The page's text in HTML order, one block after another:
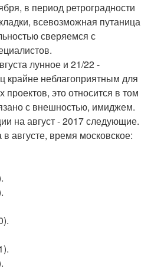
в период ретроградности
всевозможная путаница
сверяемся с
лунное и 21/22 -
крайне неблагоприятным для
это относится в том
с внешностью, имиджем.
на август - 2017 следующие.
августе, время московское: